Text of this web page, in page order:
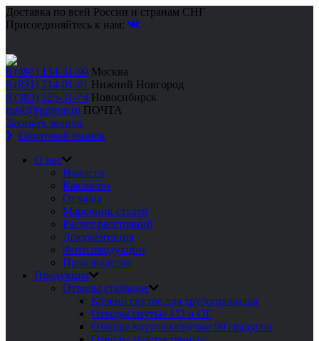
Доставка по всей России и странам СНГ
Присоединяйтесь к нам:
8 (495) 134-31-00 Москва
8 (831) 214-01-01 Нижний Новгород
8 (383) 325-31-74 Новосибирск
mail@rgprom.ru ПОЧТА
Заказать звонок
Обратный звонок
О нас
Новости
Вакансии
Отзывы
Марочник сталей
Расчет расстояний
Документация
Фото продукции
Производство
Продукция
Отводы стальные
Колено гнутое для трубопроводов
Отводы гнутые ГО и ОГ
Отводы крутоизогнутые 90 градусов